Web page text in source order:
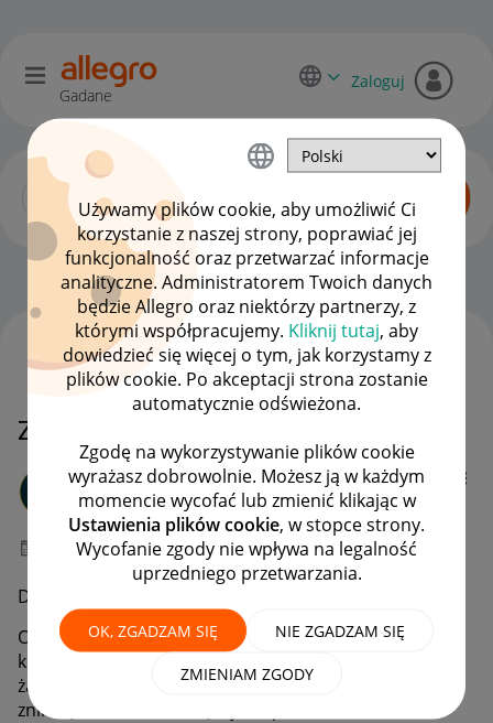
Używamy plików cookie, aby umożliwić Ci
korzystanie z naszej strony, poprawiać jej
funkcjonalność oraz przetwarzać informacje
analityczne. Administratorem Twoich danych
będzie Allegro oraz niektórzy partnerzy, z
którymi współpracujemy. Kliknij tutaj, aby
dowiedzieć się więcej o tym, jak korzystamy z
plików cookie. Po akceptacji strona zostanie
automatycznie odświeżona.
Zgodę na wykorzystywanie plików cookie
wyrażasz dobrowolnie. Możesz ją w każdym
momencie wycofać lub zmienić klikając w
Ustawienia plików cookie, w stopce strony.
Wycofanie zgody nie wpływa na legalność
uprzedniego przetwarzania.
OK, ZGADZAM SIĘ NIE ZGADZAM SIĘ
ZMIENIAM ZGODY
Gadane
Zaloguj
Początkujący sprzedawcy OPCJE
Zniknął smart
urzpiekarnicze
#7 Wielbiciel
‎22-05-2020 20:43
Dobry wieczór
Od kilku dni z moich aukcji zniknął znaczek smart z
kurierem, nie zmieniałem cennika przesyłek ani
żadnych ustawień aukcji. Jaka może być przyczyna
zniknięcia Smarta . Dziękuje za pomoc
WSZYSTKIE TEMATY